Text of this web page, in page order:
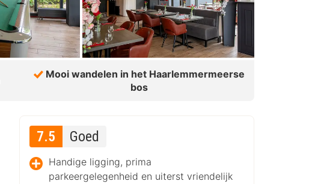
Mooi wandelen in het Haarlemmermeerse
bos
7.5 Goed
Handige ligging, prima
parkeergelegenheid en uiterst vriendelijk